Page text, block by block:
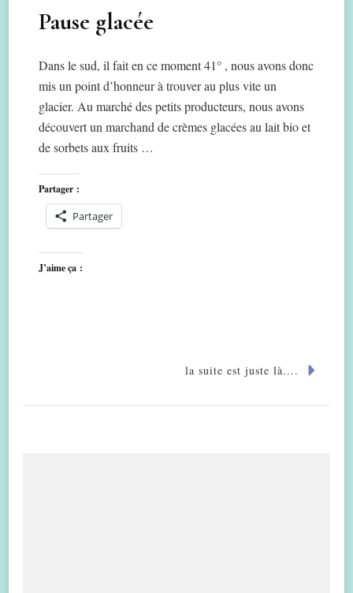
Pause glacée
Dans le sud, il fait en ce moment 41° , nous avons donc
mis un point d’honneur à trouver au plus vite un
glacier. Au marché des petits producteurs, nous avons
découvert un marchand de crèmes glacées au lait bio et
de sorbets aux fruits …
Partager :
Partager
J’aime ça :
la suite est juste là....